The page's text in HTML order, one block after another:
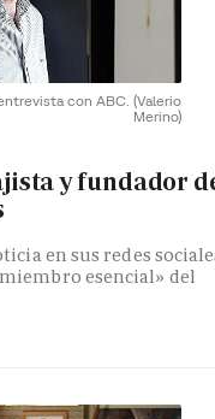
con ABC. (Valerio
Merino)
y fundador
en sus redes
esencial» del